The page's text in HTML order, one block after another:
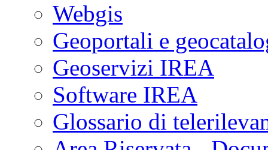
Webgis
Geoportali e
Geoservizi IREA
Software IREA
Glossario di